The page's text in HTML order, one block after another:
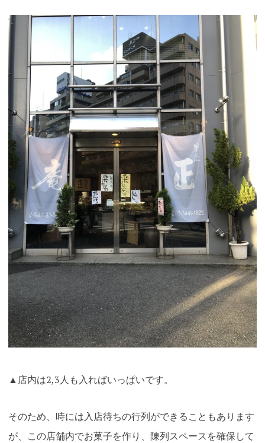
▲店内は2,3人も入ればいっぱいです。
そのため、時には入店待ちの行列ができることもあります
が、この店舗内でお菓子を作り、陳列スペースを確保して